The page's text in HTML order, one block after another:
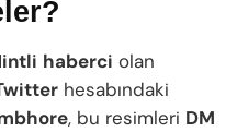
haberci olan
hesabındaki
, bu resimleri DM